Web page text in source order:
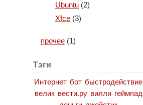
Ubuntu(2)
Xfce(3)
прочее(1)
Тэги
Интернет бот быстродействие
велик вести.ру вилли геймпад